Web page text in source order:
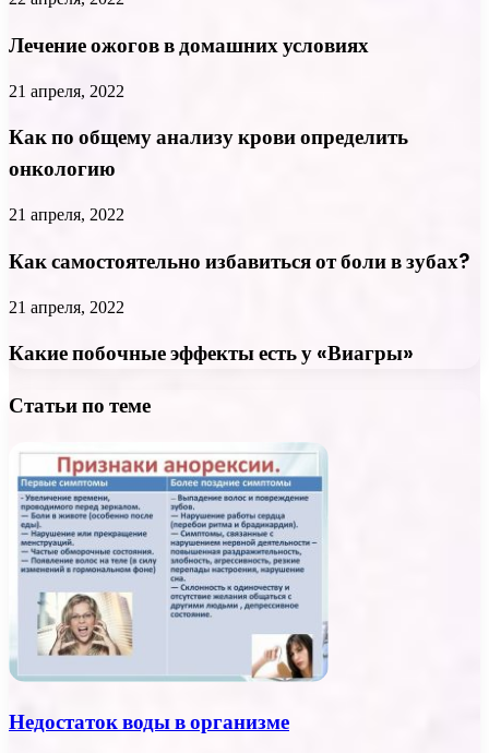
Лечение ожогов в домашних условиях
21 апреля, 2022
Как по общему анализу крови определить
онкологию
21 апреля, 2022
Как самостоятельно избавиться от боли в зубах?
21 апреля, 2022
Какие побочные эффекты есть у «Виагры»
Статьи по теме
Недостаток воды в организме